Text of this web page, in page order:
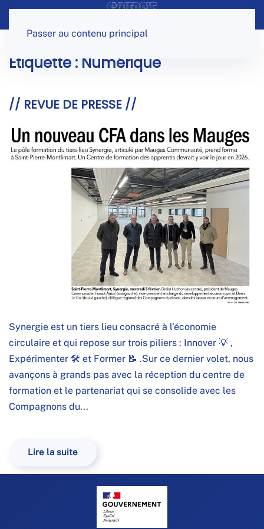
Passer au contenu principal
Étiquette : Numérique
// REVUE DE PRESSE //
Synergie est un tiers lieu consacré à l’économie
circulaire et qui repose sur trois piliers : Innover 💡 ,
Expérimenter 🛠️ et Former 📝 .Sur ce dernier volet, nous
avançons à grands pas avec la réception du centre de
formation et le partenariat qui se consolide avec les
Compagnons du...
Lire la suite
Panneau de gestion des cookies